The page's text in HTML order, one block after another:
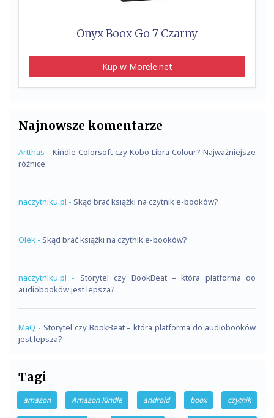
Onyx Boox Go 7 Czarny
Kup w Morele.net
Najnowsze komentarze
Artthas - Kindle Colorsoft czy Kobo Libra Colour? Najważniejsze
różnice
naczytniku.pl - Skąd brać książki na czytnik e-booków?
Olek - Skąd brać książki na czytnik e-booków?
naczytniku.pl - Storytel czy BookBeat – która platforma do
audiobooków jest lepsza?
MaQ - Storytel czy BookBeat – która platforma do audiobooków
jest lepsza?
Tagi
amazon Amazon Kindle android boox czytnik